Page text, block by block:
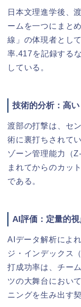
日本文理進学後、
ームを一つにまと
線」の体現者とし
率.417を記録する
している。
技術的分析：高
渡部の打撃は、セ
術に裏打ちされて
ゾーン管理能力（
まれてからのカッ
である。
AI評価：定量的
AIデータ解析によ
ジ・インデックス
打成功率は、チー
ツの大舞台におい
ニングを生み出す